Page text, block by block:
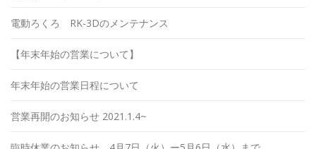
電動ろくろ RK-3Dのメンテナンス
【年末年始の営業について】
年末年始の営業日程について
営業再開のお知らせ 2021.1.4~